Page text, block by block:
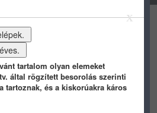
hots gifs porn
qdb
X
tartalom olyan elemeket
által rögzített besorolás szerinti
tartoznak, és a kiskorúakra káros